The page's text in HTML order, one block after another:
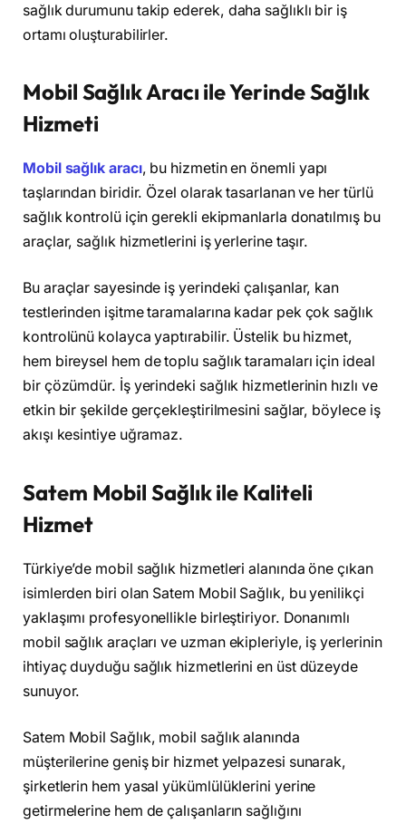
sağlık durumunu takip ederek, daha sağlıklı bir iş
ortamı oluşturabilirler.
Mobil Sağlık Aracı ile Yerinde Sağlık
Hizmeti
Mobil sağlık aracı, bu hizmetin en önemli yapı
taşlarından biridir. Özel olarak tasarlanan ve her türlü
sağlık kontrolü için gerekli ekipmanlarla donatılmış bu
araçlar, sağlık hizmetlerini iş yerlerine taşır.
Bu araçlar sayesinde iş yerindeki çalışanlar, kan
testlerinden işitme taramalarına kadar pek çok sağlık
kontrolünü kolayca yaptırabilir. Üstelik bu hizmet,
hem bireysel hem de toplu sağlık taramaları için ideal
bir çözümdür. İş yerindeki sağlık hizmetlerinin hızlı ve
etkin bir şekilde gerçekleştirilmesini sağlar, böylece iş
akışı kesintiye uğramaz.
Satem Mobil Sağlık ile Kaliteli
Hizmet
Türkiye’de mobil sağlık hizmetleri alanında öne çıkan
isimlerden biri olan Satem Mobil Sağlık, bu yenilikçi
yaklaşımı profesyonellikle birleştiriyor. Donanımlı
mobil sağlık araçları ve uzman ekipleriyle, iş yerlerinin
ihtiyaç duyduğu sağlık hizmetlerini en üst düzeyde
sunuyor.
Satem Mobil Sağlık, mobil sağlık alanında
müşterilerine geniş bir hizmet yelpazesi sunarak,
şirketlerin hem yasal yükümlülüklerini yerine
getirmelerine hem de çalışanların sağlığını